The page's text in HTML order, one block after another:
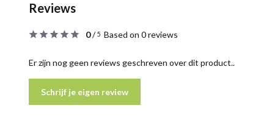
Reviews
0/5 Based on 0 reviews
Er zijn nog geen reviews geschreven over dit product..
Schrijf je eigen review